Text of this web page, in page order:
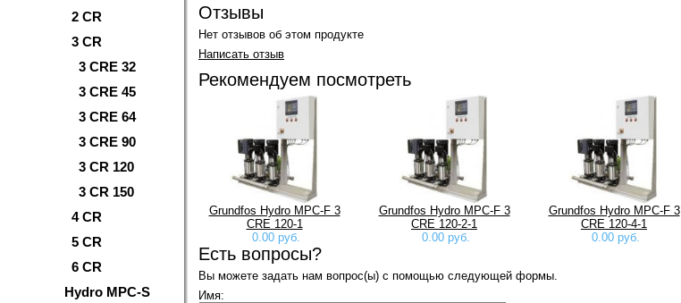
2 CR
3 CR
3 CRE 32
3 CRE 45
3 CRE 64
3 CRE 90
3 CR 120
3 CR 150
4 CR
5 CR
6 CR
Hydro MPC-S
Отзывы
Нет отзывов об этом продукте
Написать отзыв
Рекомендуем посмотреть
Grundfos Hydro MPC-F 3
CRE 120-1
0.00 руб.
Grundfos Hydro MPC-F 3
CRE 120-2-1
0.00 руб.
Grundfos Hydro MPC-F 3
CRE 120-4-1
0.00 руб.
Есть вопросы?
Вы можете задать нам вопрос(ы) с помощью следующей формы.
Имя: